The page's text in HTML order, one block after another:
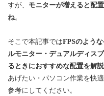
すが、 モニターが増えると配
ね。
そこで本記事ではFPSのよう
ルモニター・デュアルディス
るときにおすすめな配置を解説
あげたい・パソコン作業を快
参考にしてください。